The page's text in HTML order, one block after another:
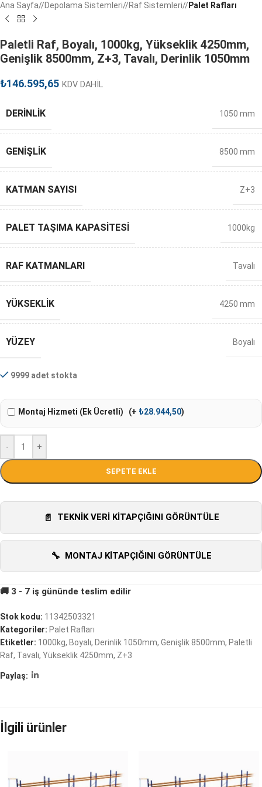
Ana Sayfa/ Depolama Sistemleri/ Raf Sistemleri/ Palet Rafları
Paletli Raf, Boyalı, 1000kg, Yükseklik 4250mm,
Genişlik 8500mm, Z+3, Tavalı, Derinlik 1050mm
₺146.595,65 KDV DAHİL
DERINLIK 1050 mm
GENIŞLIK 8500 mm
KATMAN SAYISI Z+3
PALET TAŞIMA KAPASITESI 1000kg
RAF KATMANLARI Tavalı
YÜKSEKLIK 4250 mm
YÜZEY Boyalı
9999 adet stokta
Montaj Hizmeti (Ek Ücretli) (+ ₺28.944,50)
- +
SEPETE EKLE
TEKNIK VERI KITAPÇIĞINI GÖRÜNTÜLE
MONTAJ KITAPÇIĞINI GÖRÜNTÜLE
Stok kodu: 11342503321
Kategoriler: Palet Rafları
Etiketler: 1000kg, Boyalı, Derinlik 1050mm, Genişlik 8500mm, Paletli
Raf, Tavalı, Yükseklik 4250mm, Z+3
Paylaş:
İlgili ürünler